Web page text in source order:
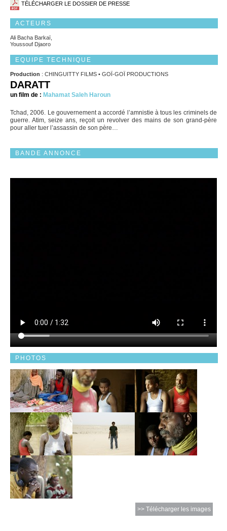
TÉLÉCHARGER LE DOSSIER DE PRESSE
ACTEURS
Ali Bacha Barkaï,
Youssouf Djaoro
EQUIPE TECHNIQUE
Production : CHINGUITTY FILMS • GOÏ-GOÏ PRODUCTIONS
DARATT
un film de : Mahamat Saleh Haroun
Tchad, 2006. Le gouvernement a accordé l’amnistie à tous les criminels de
guerre. Atim, seize ans, reçoit un revolver des mains de son grand-père
pour aller tuer l’assassin de son père…
BANDE ANNONCE
PHOTOS
>> Télécharger les images